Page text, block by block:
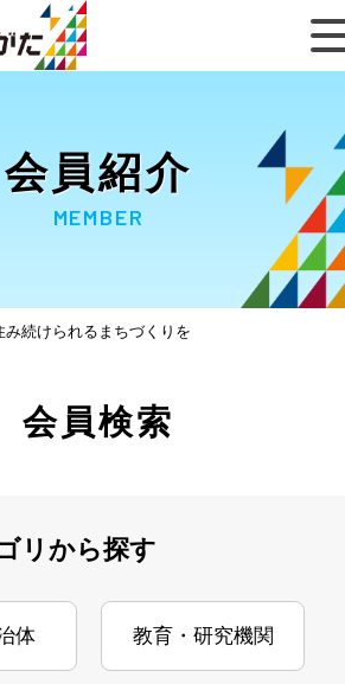
会員紹介
MEMBER
み続けられるまちづくりを
会員検索
リから探す
体 教育・研究機関